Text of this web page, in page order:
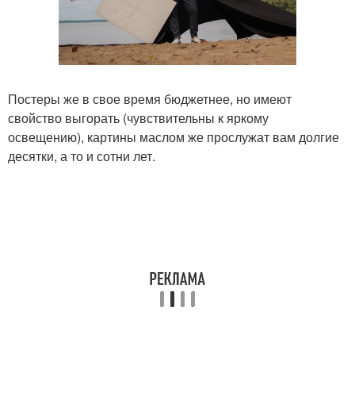
Постеры же в свое время бюджетнее, но имеют
свойство выгорать (чувствительны к яркому
освещению), картины маслом же прослужат вам долгие
десятки, а то и сотни лет.